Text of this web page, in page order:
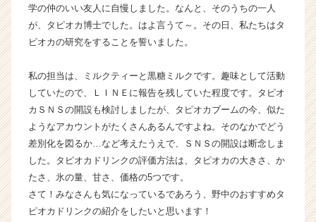
ウ
ト
が
就
活
サ
イ
ト
チ
ア
ャ
リ
学の仲のいい友人に自慢しました。なんと、そのうちの一人
が、タピオカ博士でした。はよ言うて～。その日、私たちはタ
ピオカの研究をすることを誓いました。
私の担当は、ミルクティーと黒糖ミルクです。趣味として活動
していたので、ＬＩＮＥに報告を残していた程度です。タピオ
カＳＮＳの開設も検討しましたが、タピオカブームの今、似た
ようなアカウントがたくさんあるんですよね。そのなかでどう
差別化を図るか…など考えたうえで、ＳＮＳの開設は断念しま
した。タピオカドリンクの評価方法は、タピオカの大きさ、か
たさ、氷の量、甘さ、価格の5つです。
さて！みなさんも気になっているであろう、野中のおすすめタ
ピオカドリンクの紹介をしたいと思います！